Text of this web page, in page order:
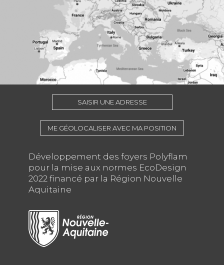
SAISIR UNE ADRESSE
ME GÉOLOCALISER AVEC MA POSITION
Développement des foyers Polyflam
pour la mise aux normes EcoDesign
2022 financé par la Région Nouvelle
Aquitaine